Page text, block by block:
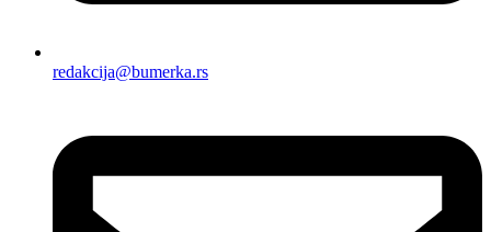
redakcija@bumerka.rs